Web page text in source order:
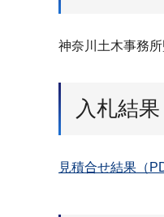
神奈川土木事務
入札結果
見積合せ結果（